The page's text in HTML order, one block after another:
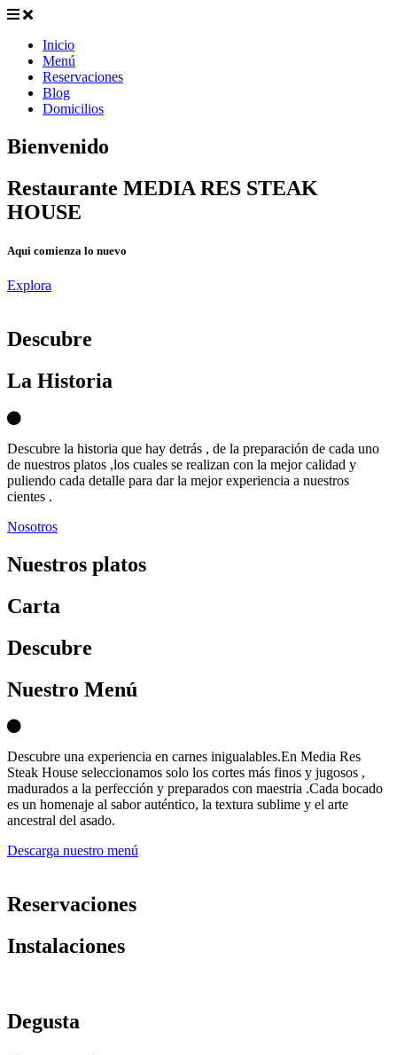
Inicio
Menú
Reservaciones
Blog
Domicilios
Bienvenido
Restaurante MEDIA RES STEAK
HOUSE
Aqui comienza lo nuevo
Explora
Descubre
La Historia
Descubre la historia que hay detrás , de la preparación de cada uno
de nuestros platos ,los cuales se realizan con la mejor calidad y
puliendo cada detalle para dar la mejor experiencia a nuestros
cientes .
Nosotros
Nuestros platos
Carta
Descubre
Nuestro Menú
Descubre una experiencia en carnes inigualables.En Media Res
Steak House seleccionamos solo los cortes más finos y jugosos ,
madurados a la perfección y preparados con maestria .Cada bocado
es un homenaje al sabor auténtico, la textura sublime y el arte
ancestral del asado.
Descarga nuestro menú
Reservaciones
Instalaciones
Degusta